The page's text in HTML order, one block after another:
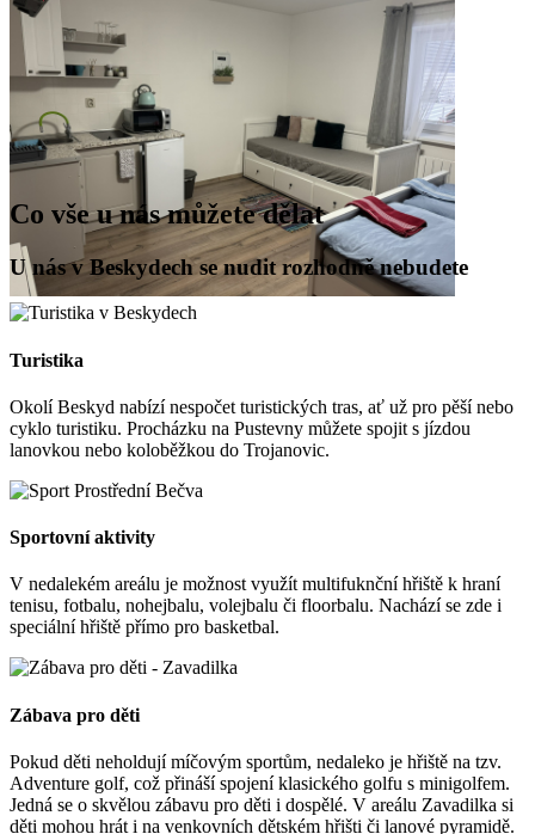
Co vše u nás můžete dělat
U nás v Beskydech se nudit rozhodně nebudete
Turistika
Okolí Beskyd nabízí nespočet turistických tras, ať už pro pěší nebo
cyklo turistiku. Procházku na Pustevny můžete spojit s jízdou
lanovkou nebo koloběžkou do Trojanovic.
Sportovní aktivity
V nedalekém areálu je možnost využít multifuknční hřiště k hraní
tenisu, fotbalu, nohejbalu, volejbalu či floorbalu. Nachází se zde i
speciální hřiště přímo pro basketbal.
Zábava pro děti
Pokud děti neholdují míčovým sportům, nedaleko je hřiště na tzv.
Adventure golf, což přináší spojení klasického golfu s minigolfem.
Jedná se o skvělou zábavu pro děti i dospělé. V areálu Zavadilka si
děti mohou hrát i na venkovních dětském hřišti či lanové pyramidě.